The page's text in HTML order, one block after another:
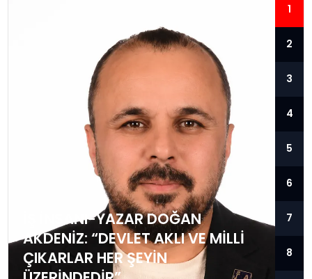
İŞ İNSANI-YAZAR DOĞAN
AKDENIZ: “DEVLET AKLI VE MILLI
ÇIKARLAR HER ŞEYIN
1
2
3
4
5
6
7
8